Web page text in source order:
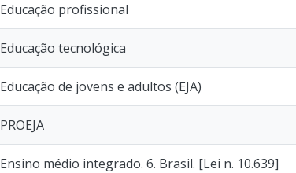
Educação profissional
Educação tecnológica
Educação de jovens e adultos (EJA)
PROEJA
Ensino médio integrado. 6. Brasil. [Lei n. 10.639]